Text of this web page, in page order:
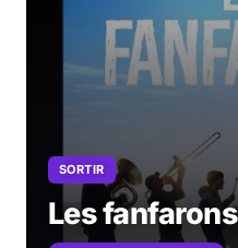
SORTIR
Les fanfarons